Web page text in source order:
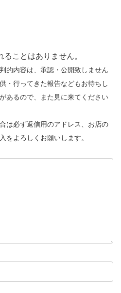
ことはありません。
的内容は、承認・公開致しません
・行ってきた報告などもお待ちし
あるので、また見に来てください
は必ず返信用のアドレス、お店の
をよろしくお願いします。